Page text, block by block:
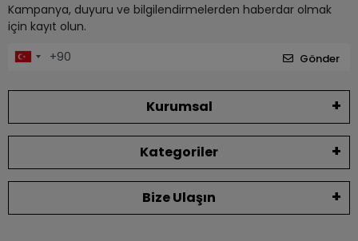
Kampanya, duyuru ve bilgilendirmelerden haberdar olmak
için kayıt olun.
Gönder
Kurumsal
Kategoriler
Bize Ulaşın